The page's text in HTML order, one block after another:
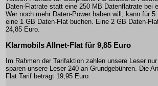
Daten-Flatrate statt eine 250 MB Datenflatrate bei
Wer noch mehr Daten-Power haben will, kann für
eine 1 GB Daten-Flat buchen. Eine 2 GB Daten-
24,85 Euro.
Klarmobils Allnet-Flat für 9,85 Euro
Im Rahmen der Tarifaktion zahlen unsere Leser
sparen unsere Leser 240 an Grundgebühren. Die
Flat Tarif beträgt 19,95 Euro.